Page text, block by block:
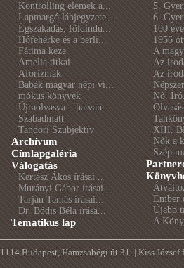
Kontrolling elemek a...
Lapmargó lábjegyzete...
Égszakadás, földindu...
Hófehérke és a berli...
Fátima keze
Amelia titkai
Aforizmák
Babák magyar népi vi...
mókus könyvek
Újraolvasva – hatvan...
Szabadmatt
Tandori Szubjektív
Archívum
Címlapgaléria
Válogatás
Kertész Ákos írásai...
Murányi Gábor írásai...
Tarján Tamás írásai...
Dr. Bódis Béla írása...
Tematikus lap
5.
6.
100
1956
A
Az
Az
Nő.
XIII.
Nők a
Szép
Ember
Újabb
A
1114 Budapest, Hamzsabégi út 31. | Kiss